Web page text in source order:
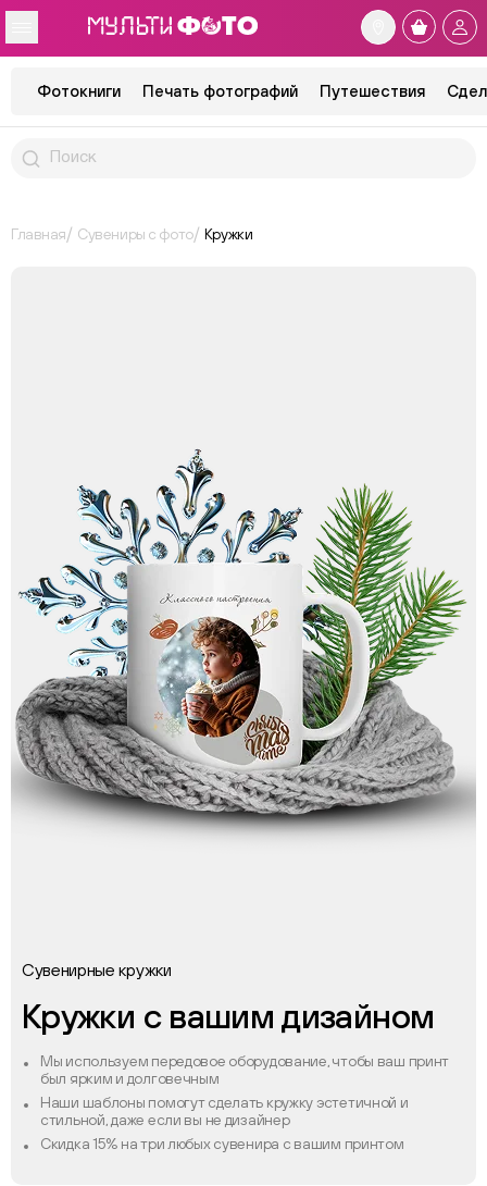
Фотокниги Печать фотографий Путешествия
Главная Сувениры с фото Кружки
Сувенирные кружки
Кружки с вашим дизайном
Мы используем передовое оборудование, чтобы ваш принт
был ярким и долговечным
Наши шаблоны помогут сделать кружку эстетичной и
стильной, даже если вы не дизайнер
Скидка 15% на три любых сувенира с вашим принтом